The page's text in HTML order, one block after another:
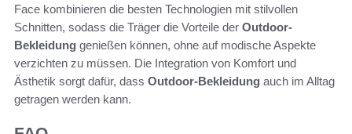
Face kombinieren die besten Technologien mit stilvollen
Schnitten, sodass die Träger die Vorteile der Outdoor-
Bekleidung genießen können, ohne auf modische Aspekte
verzichten zu müssen. Die Integration von Komfort und
Ästhetik sorgt dafür, dass Outdoor-Bekleidung auch im Alltag
getragen werden kann.